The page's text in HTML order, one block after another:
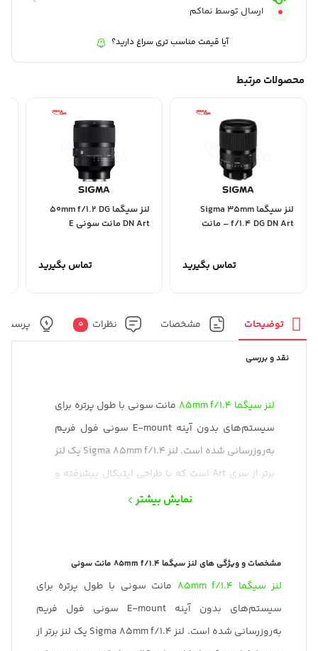
امواج و انحراف به خوبی کنترل شده است.
ور شدن لنز و شبح برای بهبود کنتراست و ماندگاری رنگ در شرایط نوری،
ارسال توسط نماکم
آیا قیمت مناسب تری سراغ دارید؟
محصولات مرتبط
لنز سیگما Sigma 35mm
f/1.4 DG DN Art – مانت
تماس بگیرید
لنز سیگما 50mm f/1.2 DG
DN Art مانت سونی E
تماس بگیرید
توضیحات مشخصات نظرات 0 پرسش
نقد و بررسی
لنز سیگما 85mm f/1.4 مانت سونی با طول پرتره برای
سیستم‌های بدون آینه E-mount سونی فول فریم
به‌روزرسانی شده است. لنز Sigma 85mm f/1.4 یک لنز
برتر از سری Art است که با طراحی اپتیکال پیشرفته و
به‌روز، نمایه شیک و طراحی روشن ساحته شده است.
آن به درجه قابل توجهی از وضوح و با امواج و انحراف
به خوبی کنترل شده است.
همچنین، یک پوشش چندلایه بسیار با کیفیت تصویر
را با کاهش شعله ور شدن لنز و شبح برای بهبود
نمایش بیشتر
مشخصات و ویژگی های لنز سیگما 85mm f/1.4 مانت سونی
لنز سیگما 85mm f/1.4 مانت سونی با طول پرتره برای
سیستم‌های بدون آینه E-mount سونی فول فریم
به‌روزرسانی شده است. لنز Sigma 85mm f/1.4 یک لنز برتر از